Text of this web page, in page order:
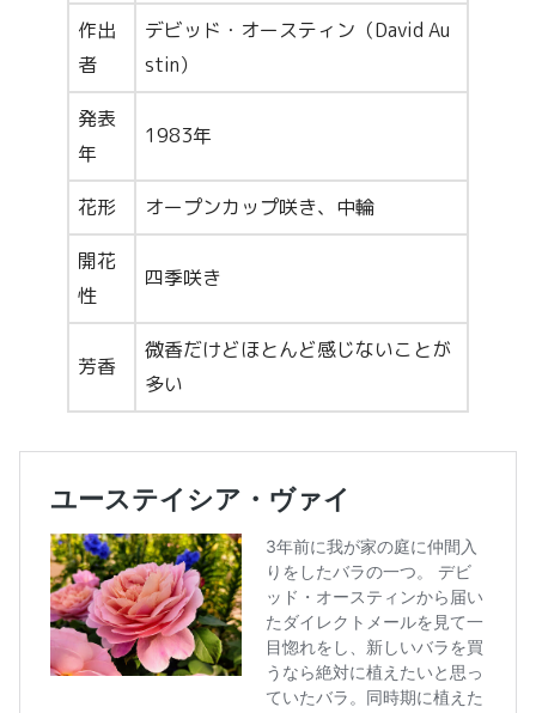
作出
者
デビッド・オースティン（David Au
stin）
発表
年
1983年
花形 オープンカップ咲き、中輪
開花
性
四季咲き
芳香
微香だけどほとんど感じないことが
多い